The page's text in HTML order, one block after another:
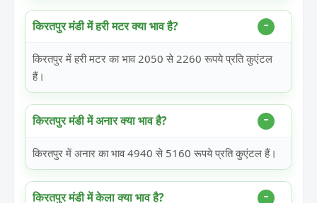
किरतपुर मंडी में हरी मटर क्या भाव है?
किरतपुर में हरी मटर का भाव 2050 से 2260 रूपये प्रति कुएंटल
हैं।
किरतपुर मंडी में अनार क्या भाव है?
किरतपुर में अनार का भाव 4940 से 5160 रूपये प्रति कुएंटल हैं।
किरतपुर मंडी में केला क्या भाव है?